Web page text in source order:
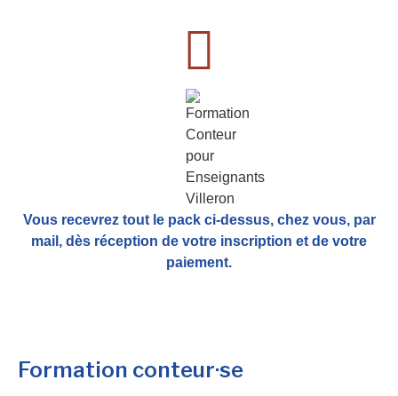
Vous recevrez tout le pack ci-dessus, chez vous, par
mail, dès réception de votre inscription et de votre
paiement.
Formation conteur·se